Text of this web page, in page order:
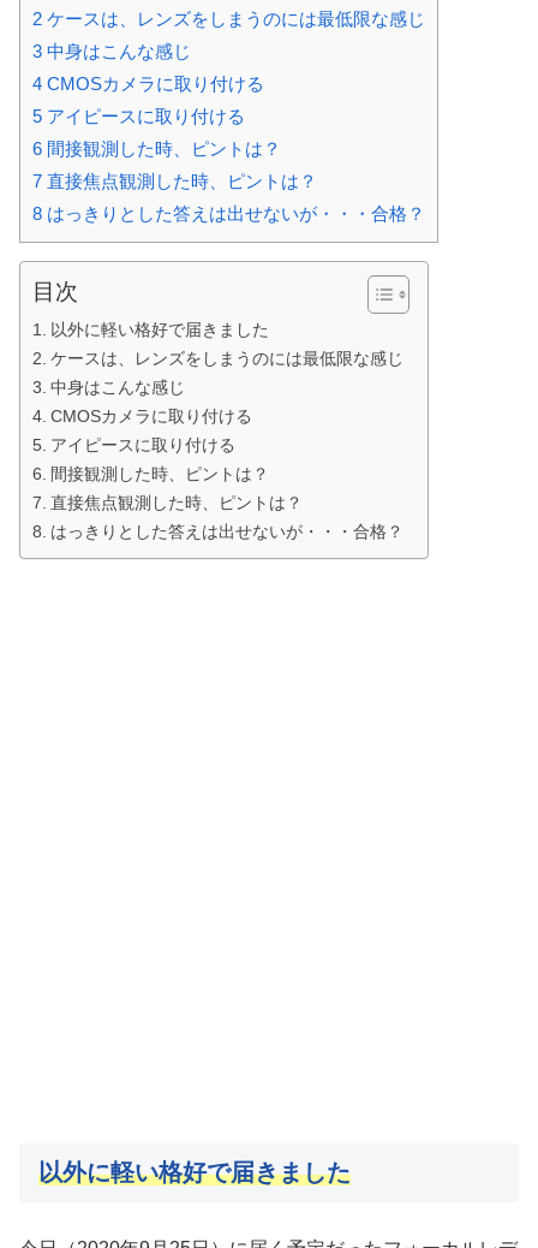
2 ケースは、レンズをしまうのには最低限な感じ
3 中身はこんな感じ
4 CMOSカメラに取り付ける
5 アイピースに取り付ける
6 間接観測した時、ピントは？
7 直接焦点観測した時、ピントは？
8 はっきりとした答えは出せないが・・・合格？
目次
以外に軽い格好で届きました
ケースは、レンズをしまうのには最低限な感じ
中身はこんな感じ
CMOSカメラに取り付ける
アイピースに取り付ける
間接観測した時、ピントは？
直接焦点観測した時、ピントは？
はっきりとした答えは出せないが・・・合格？
以外に軽い格好で届きました